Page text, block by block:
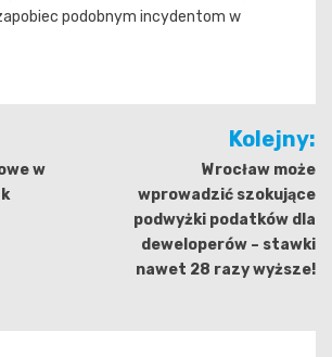
podobnym incydentom w
w
Kolejny:
Wrocław może
wprowadzić szokujące
podwyżki podatków dla
deweloperów – stawki
nawet 28 razy wyższe!